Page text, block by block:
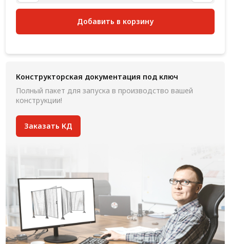
Добавить в корзину
Конструкторская документация под ключ
Полный пакет для запуска в производство вашей
конструкции!
Заказать КД